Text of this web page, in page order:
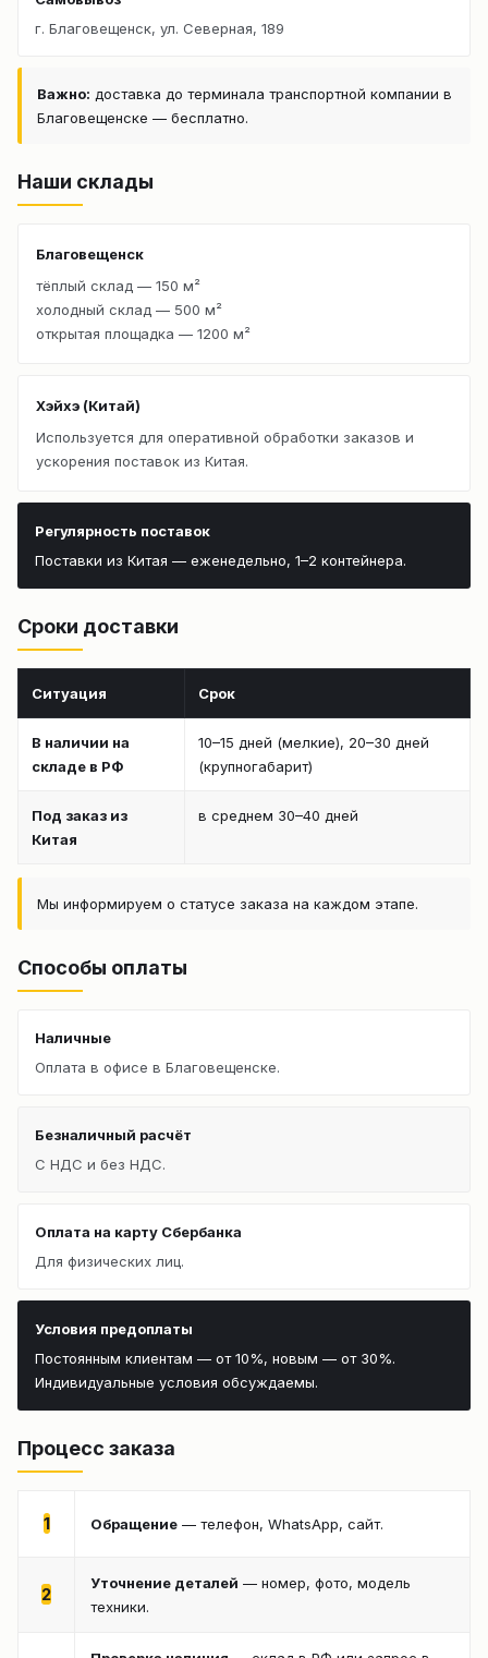
г. Благовещенск, ул. Северная, 189
Важно: доставка до терминала транспортной компании в
Благовещенске — бесплатно.
Наши склады
Благовещенск
тёплый склад — 150 м²
холодный склад — 500 м²
открытая площадка — 1200 м²
Хэйхэ (Китай)
Используется для оперативной обработки заказов и
ускорения поставок из Китая.
Регулярность поставок
Поставки из Китая — еженедельно, 1–2 контейнера.
Сроки доставки
Ситуация Срок
В наличии на
складе в РФ
10–15 дней (мелкие), 20–30 дней
(крупногабарит)
Под заказ из
Китая
в среднем 30–40 дней
Мы информируем о статусе заказа на каждом этапе.
Способы оплаты
Наличные
Оплата в офисе в Благовещенске.
Безналичный расчёт
С НДС и без НДС.
Оплата на карту Сбербанка
Для физических лиц.
Условия предоплаты
Постоянным клиентам — от 10%, новым — от 30%.
Индивидуальные условия обсуждаемы.
Процесс заказа
1 Обращение — телефон, WhatsApp, сайт.
2
Уточнение деталей — номер, фото, модель
техники.